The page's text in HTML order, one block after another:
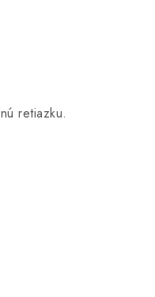
retiazku.